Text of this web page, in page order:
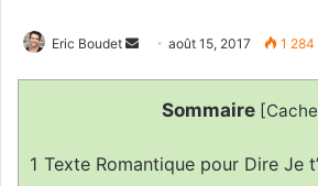
Eric Boudet
Envoyeraoût 15, 2017 1 284
Sommaire [
1 Texte Romantique pour Dire Je